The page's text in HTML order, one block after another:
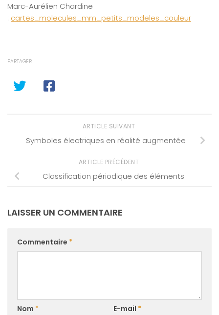
Marc-Aurélien Chardine
: cartes_molecules_mm_petits_modeles_couleur
PARTAGER
ARTICLE SUIVANT
Symboles électriques en réalité augmentée
ARTICLE PRÉCÉDENT
Classification périodique des éléments
LAISSER UN COMMENTAIRE
Commentaire *
Nom * E-mail *